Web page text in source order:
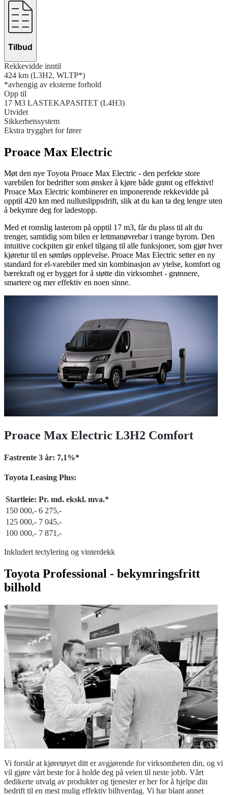
Tilbud
Rekkevidde inntil
424 km (L3H2, WLTP*)
*avhengig av eksterne forhold
Opp til
17 M3 LASTEKAPASITET (L4H3)
Utvidet
Sikkerhetssystem
Ekstra trygghet for fører
Proace Max Electric
Møt den nye Toyota Proace Max Electric - den perfekte store
varebilen for bedrifter som ønsker å kjøre både grønt og effektivt!
Proace Max Electric kombinerer en imponerende rekkevidde på
opptil 420 km med nullutslippsdrift, slik at du kan ta deg lengre uten
å bekymre deg for ladestopp.
Med et romslig lasterom på opptil 17 m3, får du plass til alt du
trenger, samtidig som bilen er lettmanøvrebar i trange byrom. Den
intuitive cockpiten gir enkel tilgang til alle funksjoner, som gjør hver
kjøretur til en sømløs opplevelse. Proace Max Electric setter en ny
standard for el-varebiler med sin kombinasjon av ytelse, komfort og
bærekraft og er bygget for å støtte din virksomhet - grønnere,
smartere og mer effektiv en noen sinne.
Proace Max Electric L3H2 Comfort
Fastrente 3 år: 7,1%*
Toyota Leasing Plus:
Startleie: Pr. md. ekskl. mva.*
150 000,- 6 275,-
125 000,- 7 045,-
100 000,- 7 871,-
Inkludert tectylering og vinterdekk
Toyota Professional - bekymringsfritt
bilhold
Vi forstår at kjøretøyet ditt er avgjørende for virksomheten din, og vi
vil gjøre vårt beste for å holde deg på veien til neste jobb. Vårt
dedikerte utvalg av produkter og tjenester er her for å hjelpe din
bedrift til en mest mulig effektiv bilhverdag. Vi har blant annet